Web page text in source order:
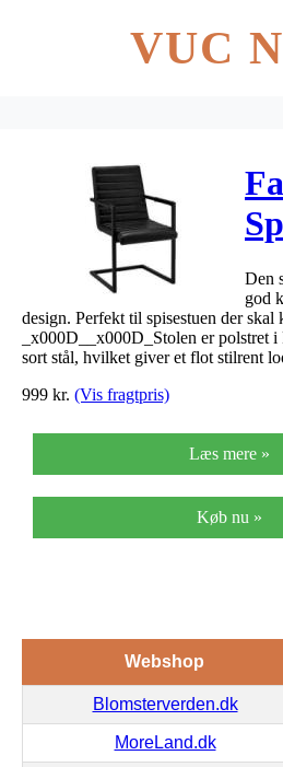
VUC
Den
god
design. Perfekt til spisestuen der skal
_x000D__x000D_Stolen er polstret
sort stål, hvilket giver et flot stilrent
999 kr. (Vis fragtpris)
Læs mere »
Køb nu »
Webshop
Blomsterverden.dk
MoreLand.dk